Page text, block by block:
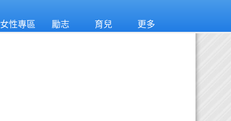
女性專區 勵志 育兒 更多